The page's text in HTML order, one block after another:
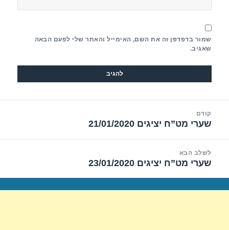
שמור בדפדפן זה את השם, האימייל והאתר שלי לפעם הבאה
שאגיב.
קודם
הפוסט
שערי מט”ח יציגים 21/01/2020
לשלב הבא
הפוסט
שערי מט”ח יציגים 23/01/2020